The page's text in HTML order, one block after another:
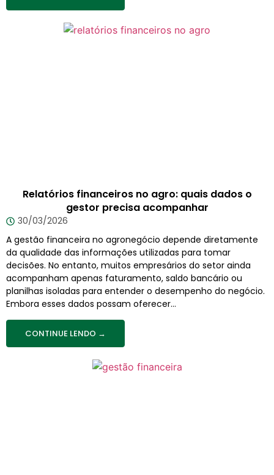
Relatórios financeiros no agro: quais dados o
gestor precisa acompanhar
30/03/2026
A gestão financeira no agronegócio depende diretamente
da qualidade das informações utilizadas para tomar
decisões. No entanto, muitos empresários do setor ainda
acompanham apenas faturamento, saldo bancário ou
planilhas isoladas para entender o desempenho do negócio.
Embora esses dados possam oferecer...
CONTINUE LENDO →